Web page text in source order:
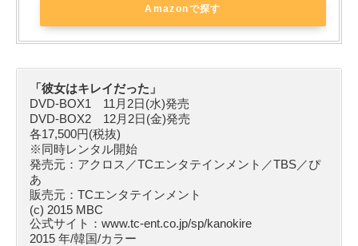
Amazonで探す
「彼女はキレイだった」
DVD-BOX1 11月2日(水)発売
DVD-BOX2 12月2日(金)発売
各17,500円(税抜)
※同時レンタル開始
発売元：アクロス／TCエンタテインメント／TBS／ぴ
あ
販売元：TCエンタテインメント
(c) 2015 MBC
公式サイト：www.tc-ent.co.jp/sp/kanokire
2015 年/韓国/カラー